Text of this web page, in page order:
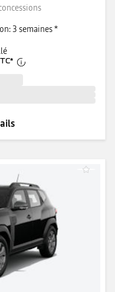
3 semaines *
*